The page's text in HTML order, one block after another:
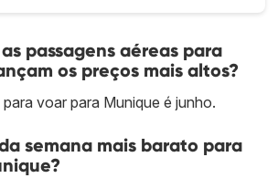
passagens aéreas para
os preços mais altos?
voar para Munique é junho.
semana mais barato para